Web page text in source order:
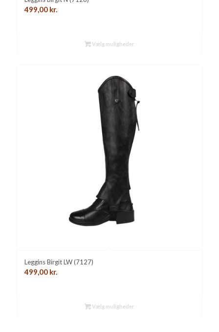
499,00 kr.
Vælg muligheder
Leggins Birgit LW (7127)
499,00 kr.
Vælg muligheder